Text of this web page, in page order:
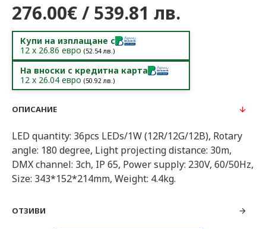
276.00€ / 539.81 лв.
Купи на изплащане с
12 x 26.86 евро (52.54лв.)
На вноски с кредитна карта
12 x 26.04 евро (50.92лв.)
ОПИСАНИЕ
LED quantity: 36pcs LEDs/1W (12R/12G/12B), Rotary
angle: 180 degree, Light projecting distance: 30m,
DMX channel: 3ch, IP 65, Power supply: 230V, 60/50Hz,
Size: 343*152*214mm, Weight: 4.4kg.
ОТЗИВИ